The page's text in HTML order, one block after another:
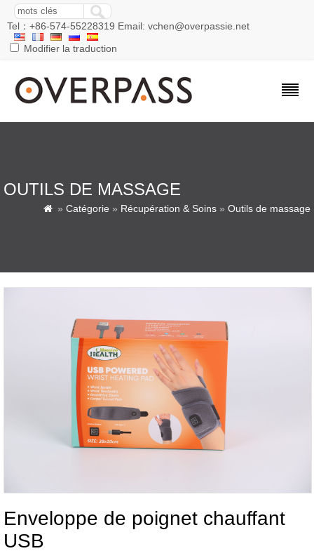
Tel：+86-574-55228319 Email: vchen@overpassie.net
Modifier la traduction
OUTILS DE MASSAGE
 » Catégorie » Récupération & Soins » Outils de massage
Enveloppe de poignet chauffant
USB